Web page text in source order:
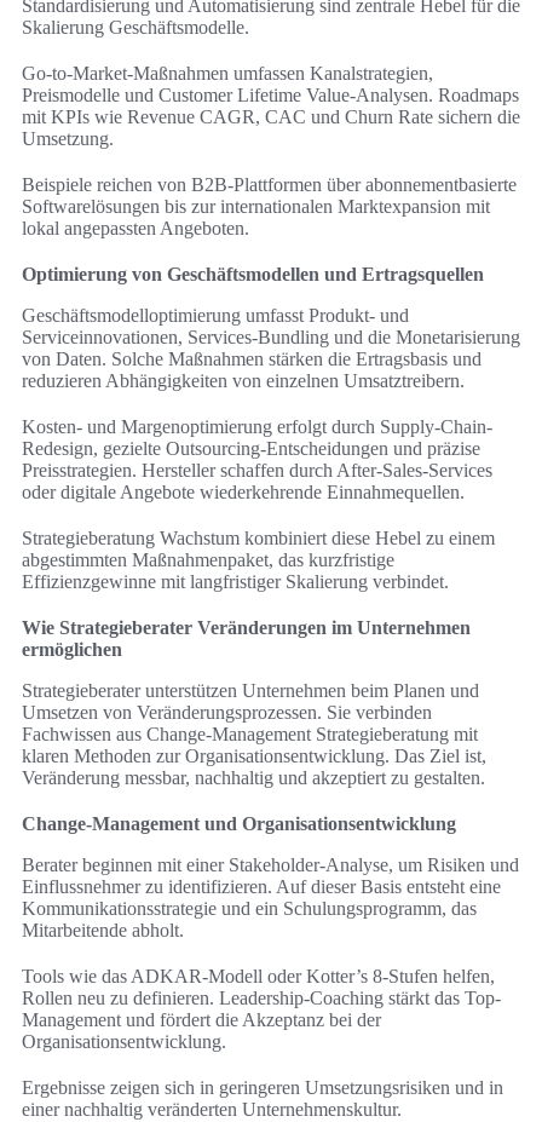
Standardisierung und Automatisierung sind zentrale Hebel für die
Skalierung Geschäftsmodelle.
Go-to-Market-Maßnahmen umfassen Kanalstrategien,
Preismodelle und Customer Lifetime Value-Analysen. Roadmaps
mit KPIs wie Revenue CAGR, CAC und Churn Rate sichern die
Umsetzung.
Beispiele reichen von B2B-Plattformen über abonnementbasierte
Softwarelösungen bis zur internationalen Marktexpansion mit
lokal angepassten Angeboten.
Optimierung von Geschäftsmodellen und Ertragsquellen
Geschäftsmodelloptimierung umfasst Produkt- und
Serviceinnovationen, Services-Bundling und die Monetarisierung
von Daten. Solche Maßnahmen stärken die Ertragsbasis und
reduzieren Abhängigkeiten von einzelnen Umsatztreibern.
Kosten- und Margenoptimierung erfolgt durch Supply-Chain-
Redesign, gezielte Outsourcing-Entscheidungen und präzise
Preisstrategien. Hersteller schaffen durch After-Sales-Services
oder digitale Angebote wiederkehrende Einnahmequellen.
Strategieberatung Wachstum kombiniert diese Hebel zu einem
abgestimmten Maßnahmenpaket, das kurzfristige
Effizienzgewinne mit langfristiger Skalierung verbindet.
Wie Strategieberater Veränderungen im Unternehmen
ermöglichen
Strategieberater unterstützen Unternehmen beim Planen und
Umsetzen von Veränderungsprozessen. Sie verbinden
Fachwissen aus Change-Management Strategieberatung mit
klaren Methoden zur Organisationsentwicklung. Das Ziel ist,
Veränderung messbar, nachhaltig und akzeptiert zu gestalten.
Change-Management und Organisationsentwicklung
Berater beginnen mit einer Stakeholder-Analyse, um Risiken und
Einflussnehmer zu identifizieren. Auf dieser Basis entsteht eine
Kommunikationsstrategie und ein Schulungsprogramm, das
Mitarbeitende abholt.
Tools wie das ADKAR-Modell oder Kotter’s 8-Stufen helfen,
Rollen neu zu definieren. Leadership-Coaching stärkt das Top-
Management und fördert die Akzeptanz bei der
Organisationsentwicklung.
Ergebnisse zeigen sich in geringeren Umsetzungsrisiken und in
einer nachhaltig veränderten Unternehmenskultur.